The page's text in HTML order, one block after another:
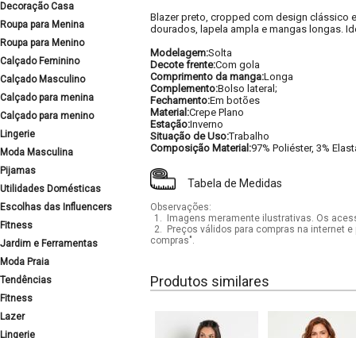
Decoração Casa
Roupa para Menina
Roupa para Menino
Calçado Feminino
Calçado Masculino
Calçado para menina
Calçado para menino
Lingerie
Moda Masculina
Pijamas
Utilidades Domésticas
Escolhas das Influencers
Fitness
Jardim e Ferramentas
Moda Praia
Tendências
Fitness
Lazer
Lingerie
Blazer preto, cropped com design clássico
dourados, lapela ampla e mangas longas.
Modelagem:Solta
Decote frente:Com gola
Comprimento da manga:Longa
Complemento:Bolso lateral;
Fechamento:Em botões
Material:Crepe Plano
Estação:Inverno
Situação de Uso:Trabalho
Composição Material:97% Poliéster, 3%
Tabela de Medidas
Observações:
1.
Imagens meramente ilustrativas. Os
2.
Preços válidos para compras na internet
compras".
Produtos similares